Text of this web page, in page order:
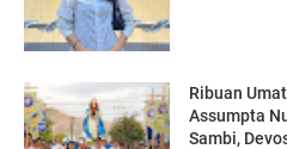
Ribuan
Assumpta
Sambi,